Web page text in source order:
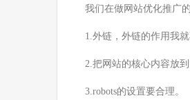
我们在做网站优化推广
1.外链，外链的作用我
2.把网站的核心内容放
3.robots的设置要合理。